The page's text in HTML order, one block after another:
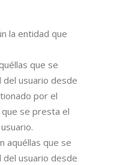
la entidad que
que se
del usuario desde
por el
se presta el
aquéllas que se
del usuario desde